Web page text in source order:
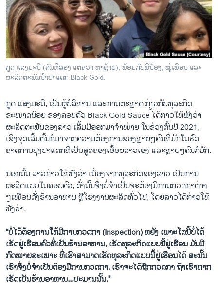
ກູດ ແສງມະນີ (ຄົນທີສອງ ແຕ່ຂວາ ຫາຊ້າຍ), ພ້ອມກັບພີ່ນ້ອງ, ໝູ່ເພື່ອນ ແລະ
ຜະລິດຕະພັນນໍ້າປາແດກ Black Gold.
ກູດ ແສງມະນີ, ເປັນຜູ້ບໍລິຫານ ແລະການຕະຫຼາດ ກ່ຽວກັບທຸລະກິດ
ຂະໜາດນ້ອຍ ຂອງຄອບຄົວ Black Gold Sauce ໄດ້ກ່າວໃຫ້ຟັງວ່າ
ຜະລິດຕະພັນຂອງລາວ ເລີ້ມມີອອກມາຈໍາໜ່າຍ ໃນຊ່ວງຕົ້ນປີ 2021,
ເຊິ່ງຈຸດເລີ້ມຕົ້ນກໍມາຈາກຄວາມຕ້ອງການຂອງຫຼາຍໆຄົນທີ່ມັກໃນຣົດ
ຊາດການປຸງປາແດກທີ່ເປັນສູດຂອງເອື້ອຍລາວເອງ ແລະຫຼາຍໆຄົນກໍມັກ.
ນອກນັ້ນ ລາວກ່າວໃຫ້ຟັງວ່າ ເນື່ອງຈາກທຸລະກິດຂອງລາວ ເປັນການ
ຜະລິດແບບໃນຄອບຄົວ, ດັ່ງນັ້ນຈຶ່ງບໍ່ຈໍາເປັນຈະຕ້ອງມີການກວດກາຕ່າງ
ໆເໝືອນດັ່ງຮ້ານອາຫານ ຫຼືໂຮງງານຜະລິດທົ່ວໄປ, ໂດຍລາວໄດ້ກ່າວໃຫ້
ຟັງວ່າ:
“ບໍ່ໄດ້ຕ້ອງການໃຫ້ມີການກວດກາ (Inspection) ຫຍັງ ເພາະໂຕນີ້ບໍ່ໄດ້
ເຮັດຢູ່ເຮືອນຄົວທີ່ເປັນຮ້ານອາຫານ, ເຮັດທຸລະກິດແບບນີ້ຢູ່ເຮືອນ ມັນມີ
ກົດໝາຍສະເພາະ ທີ່ເຮົາສາມາດເຮັດທຸລະກິດແບບນີ້ຢູ່ເຮືອນໄດ້ ສະນັ້ນ
ເຮົາຈຶ່ງບໍ່ຈໍາເປັນຕ້ອງມີການກວດກາ, ເຮົາຈະໄດ້ຖືກກວດກາ ຖ້າເຮົາຫາກ
ເຮັດເປັນຮ້ານອາຫານ...ປະມານນັ້ນ.”